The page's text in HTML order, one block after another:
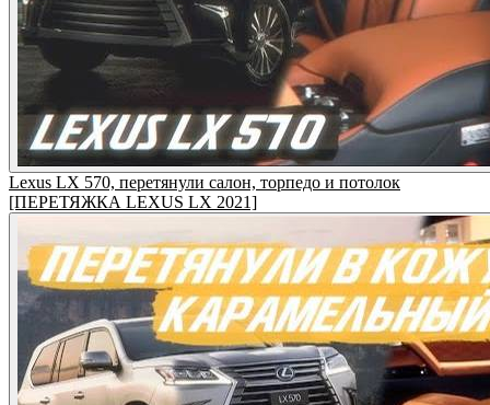
Lexus LX 570, перетянули салон, торпедо и потолок
[ПЕРЕТЯЖКА LEXUS LX 2021]